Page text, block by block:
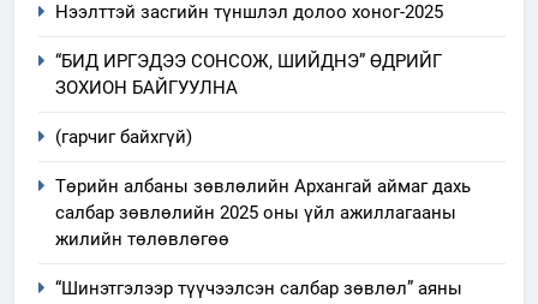
Нээлттэй засгийн түншлэл долоо хоног-2025
“БИД ИРГЭДЭЭ СОНСОЖ, ШИЙДНЭ” ӨДРИЙГ
ЗОХИОН БАЙГУУЛНА
(гарчиг байхгүй)
Төрийн албаны зөвлөлийн Архангай аймаг дахь
салбар зөвлөлийн 2025 оны үйл ажиллагааны
жилийн төлөвлөгөө
“Шинэтгэлээр түүчээлсэн салбар зөвлөл” аяны